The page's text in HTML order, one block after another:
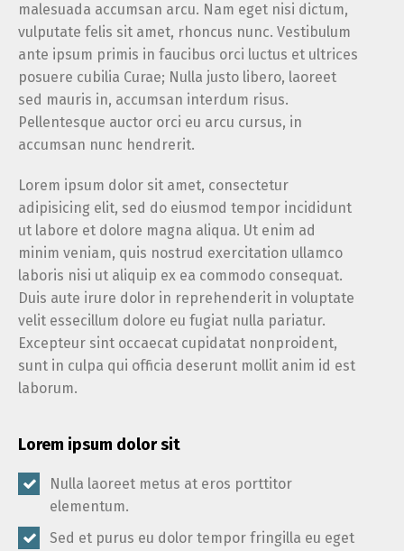
malesuada accumsan arcu. Nam eget nisi dictum,
vulputate felis sit amet, rhoncus nunc. Vestibulum
ante ipsum primis in faucibus orci luctus et ultrices
posuere cubilia Curae; Nulla justo libero, laoreet
sed mauris in, accumsan interdum risus.
Pellentesque auctor orci eu arcu cursus, in
accumsan nunc hendrerit.
Lorem ipsum dolor sit amet, consectetur
adipisicing elit, sed do eiusmod tempor incididunt
ut labore et dolore magna aliqua. Ut enim ad
minim veniam, quis nostrud exercitation ullamco
laboris nisi ut aliquip ex ea commodo consequat.
Duis aute irure dolor in reprehenderit in voluptate
velit essecillum dolore eu fugiat nulla pariatur.
Excepteur sint occaecat cupidatat nonproident,
sunt in culpa qui officia deserunt mollit anim id est
laborum.
Lorem ipsum dolor sit
Nulla laoreet metus at eros porttitor
elementum.
Sed et purus eu dolor tempor fringilla eu eget